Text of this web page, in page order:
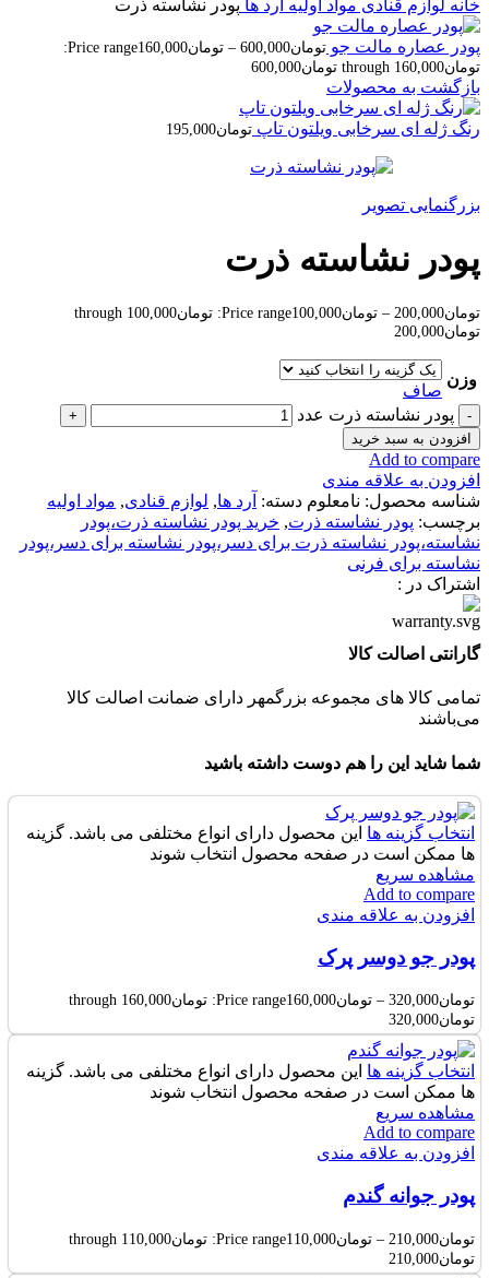
خانه لوازم قنادی مواد اولیه آرد ها پودر نشاسته ذرت
پودر عصاره مالت جو تومان600,000
– تومان160,000
Price range:
تومان160,000 through تومان600,000
بازگشت به محصولات
رنگ ژله ای سرخابی ویلتون تاپ تومان195,000
بزرگنمایی تصویر
پودر نشاسته ذرت
تومان200,000
– تومان100,000
Price range: تومان100,000 through
تومان200,000
وزن
صاف
پودر نشاسته ذرت عدد
افزودن به سبد خرید
Add to compare
افزودن به علاقه مندی
شناسه محصول: نامعلوم دسته: آرد ها, لوازم قنادی, مواد اولیه
برچسب: پودر نشاسته ذرت, خرید پودر نشاسته ذرت،پودر
نشاسته،پودر نشاسته ذرت برای دسر،پودر نشاسته برای دسر،پودر
نشاسته برای فرنی
اشتراک در :
گارانتی اصالت کالا
تمامی کالا های مجموعه بزرگمهر دارای ضمانت اصالت کالا
می‌باشند
شما شاید این را هم دوست داشته باشید
انتخاب گزینه ها این محصول دارای انواع مختلفی می باشد. گزینه
ها ممکن است در صفحه محصول انتخاب شوند
مشاهده سریع
Add to compare
افزودن به علاقه مندی
پودر جو دوسر پرک
تومان320,000
– تومان160,000
Price range: تومان160,000 through
تومان320,000
انتخاب گزینه ها این محصول دارای انواع مختلفی می باشد. گزینه
ها ممکن است در صفحه محصول انتخاب شوند
مشاهده سریع
Add to compare
افزودن به علاقه مندی
پودر جوانه گندم
تومان210,000
– تومان110,000
Price range: تومان110,000 through
تومان210,000